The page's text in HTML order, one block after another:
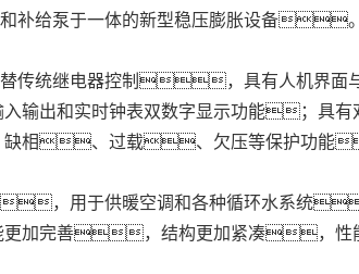
给泵于一体的新型稳压膨胀设备。
替传统继电器控制，具有人机界面
出和实时钟表双数字显示功能；具有
相、过载、欠压等保护功能
，用于供暖空调和各种循环水系统
加完善，结构更加紧凑，性